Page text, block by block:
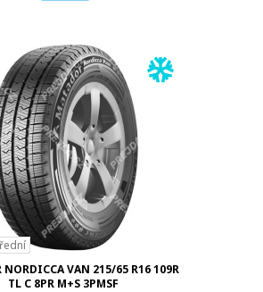
NORDICCA VAN 215/65 R16 109R
TL C 8PR M+S 3PMSF